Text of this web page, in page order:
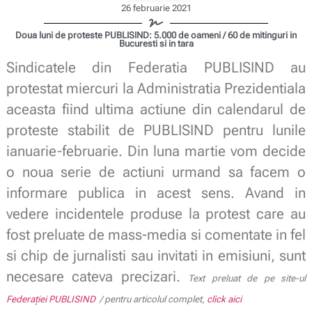
26 februarie 2021
Doua luni de proteste PUBLISIND: 5.000 de oameni / 60 de mitinguri in
Bucuresti si in tara
Sindicatele din Federatia PUBLISIND au
protestat miercuri la Administratia Prezidentiala
aceasta fiind ultima actiune din calendarul de
proteste stabilit de PUBLISIND pentru lunile
ianuarie-februarie. Din luna martie vom decide
o noua serie de actiuni urmand sa facem o
informare publica in acest sens. Avand in
vedere incidentele produse la protest care au
fost preluate de mass-media si comentate in fel
si chip de jurnalisti sau invitati in emisiuni, sunt
necesare cateva precizari.
Text preluat de pe site-ul
Federației PUBLISIND/ pentru articolul complet, click aici